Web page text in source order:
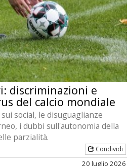
discriminazioni e
del calcio mondiale
social, le disuguaglianze
i dubbi sull'autonomia della
parzialità.
Condividi
20 luglio 2026